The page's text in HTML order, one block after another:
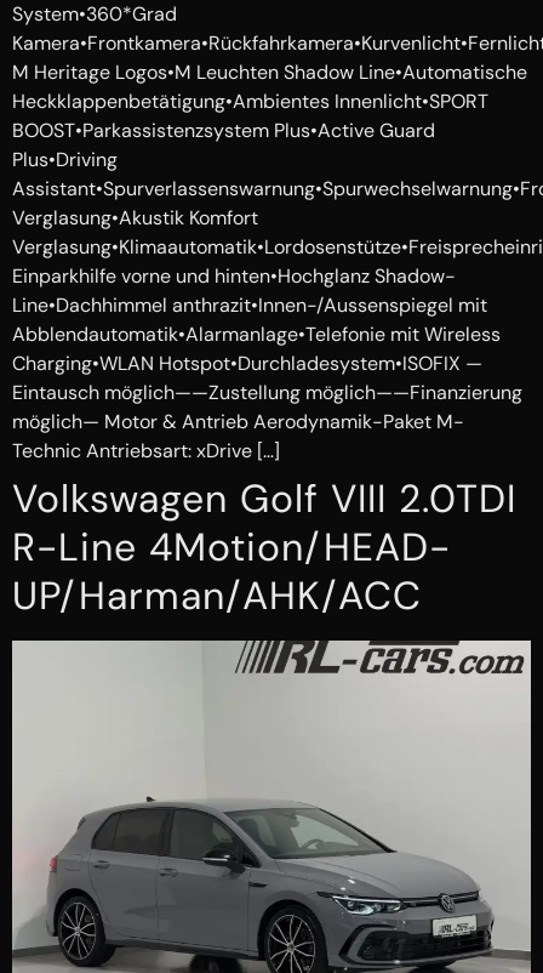
System•360*Grad
M Heritage Logos•M Leuchten Shadow Line•Automatische
Heckklappenbetätigung•Ambientes Innenlicht•SPORT
BOOST•Parkassistenzsystem Plus•Active Guard
Plus•Driving
Verglasung•Akustik Komfort
Einparkhilfe vorne und hinten•Hochglanz Shadow-
Line•Dachhimmel anthrazit•Innen-/Aussenspiegel mit
Abblendautomatik•Alarmanlage•Telefonie mit Wireless
Charging•WLAN Hotspot•Durchladesystem•ISOFIX —
Eintausch möglich——Zustellung möglich——Finanzierung
möglich— Motor & Antrieb Aerodynamik-Paket M-
Technic Antriebsart: xDrive […]
Volkswagen Golf VIII 2.0TDI
R-Line 4Motion/HEAD-
UP/Harman/AHK/ACC